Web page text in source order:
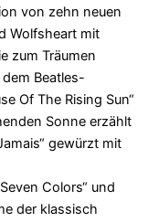
von zehn neuen
Wolfsheart mit
zum Träumen
Beatles-
Of The Rising Sun“
Sonne erzählt
gewürzt mit
Colors“ und
der klassisch